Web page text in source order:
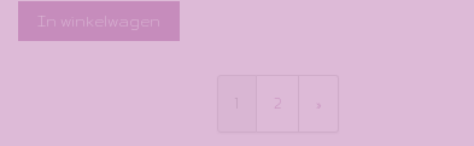
In winkelwagen
2 »